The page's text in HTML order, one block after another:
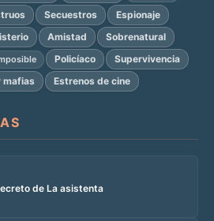
Secuestros Espionaje
Amistad
Sobrenatural
Policíaco
Supervivencia
mafias
Estrenos de cine
de La asistenta